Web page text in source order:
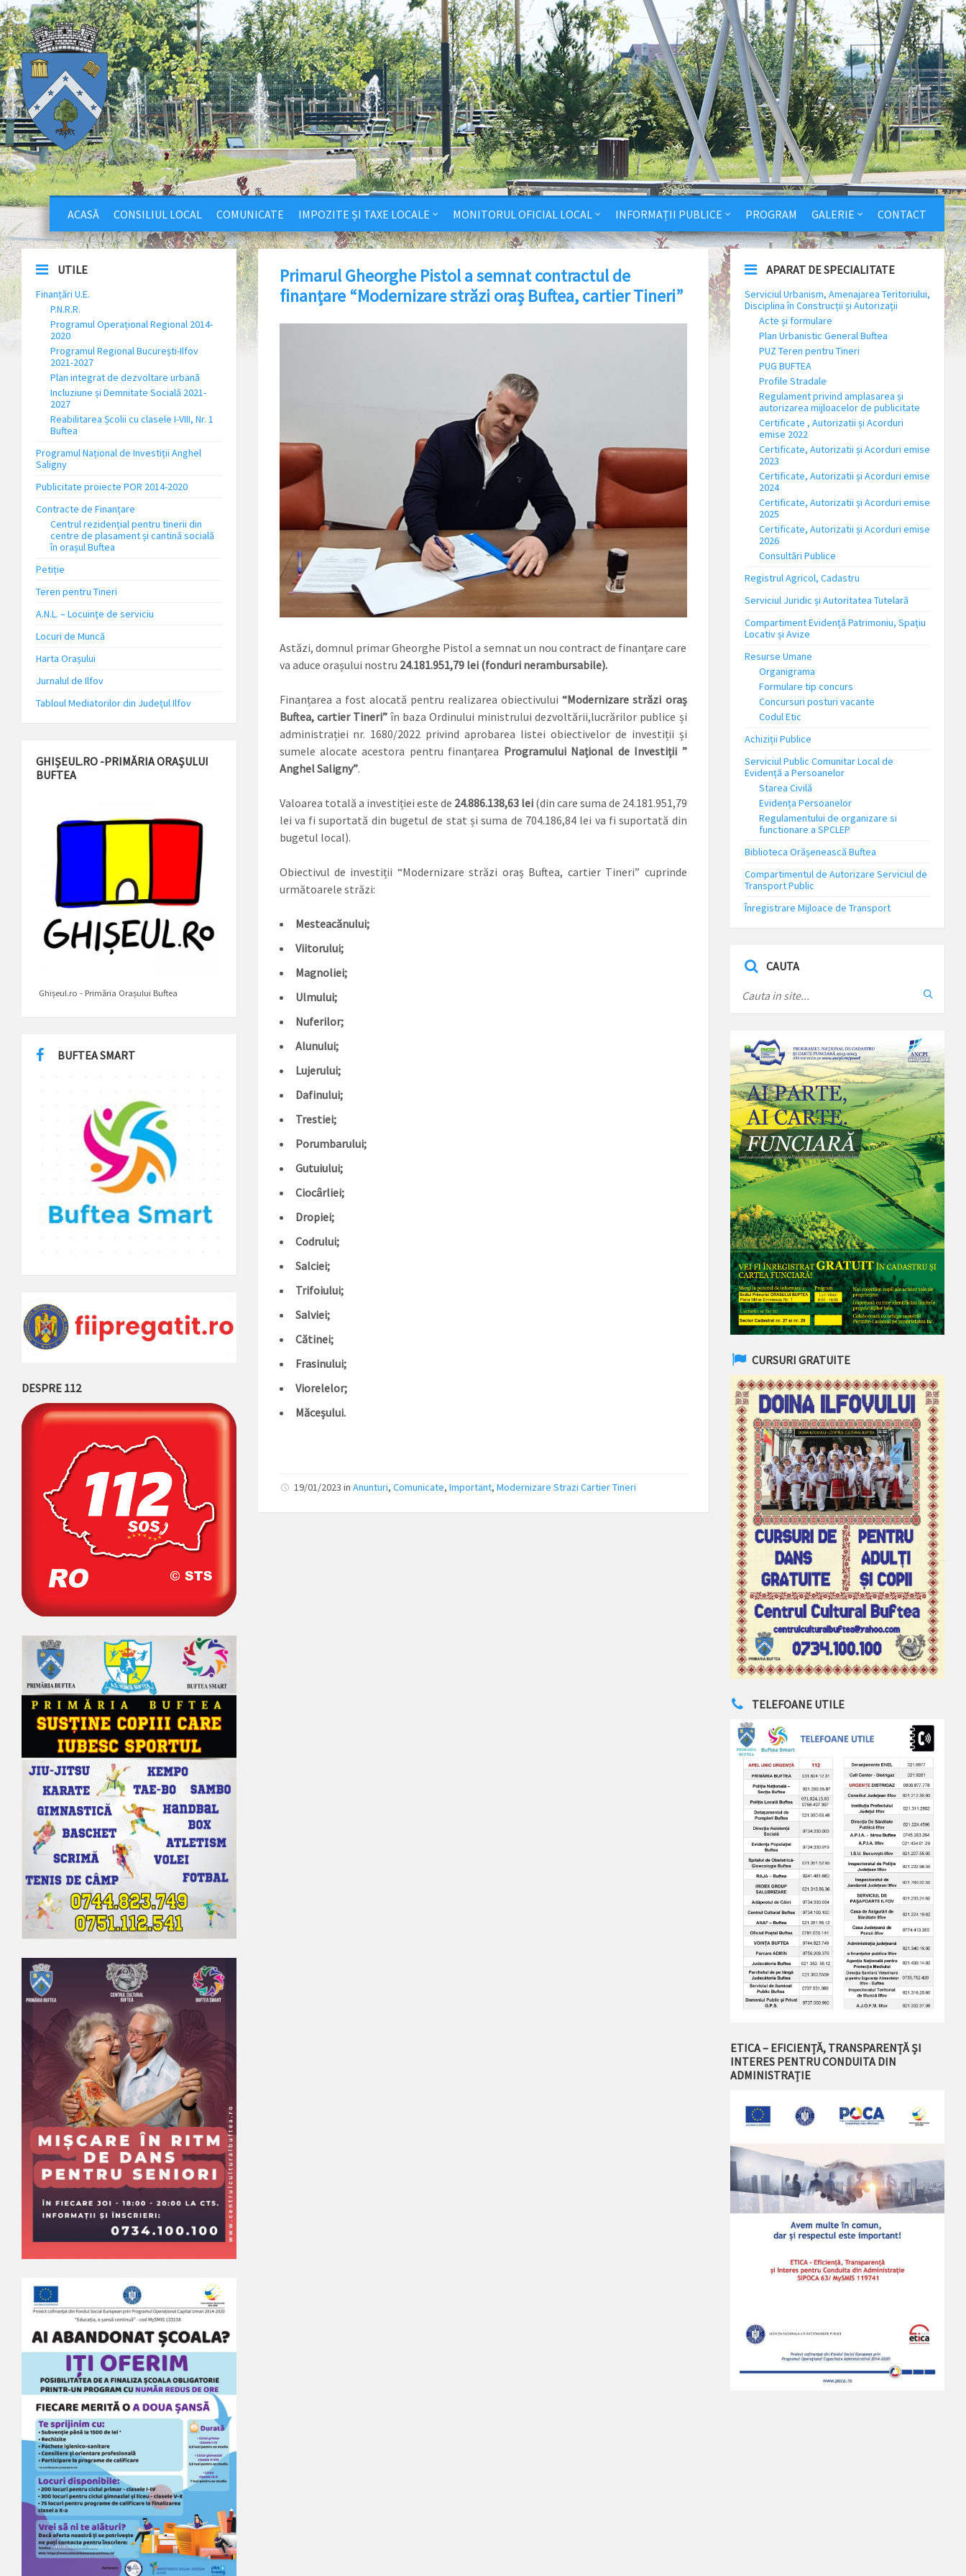
ACASĂ CONSILIUL LOCAL COMUNICATE IMPOZITE ȘI TAXE LOCALE MONITORUL OFICIAL LOCAL INFORMAȚII PUBLICE PROGRAM GALERIE CONTACT
Primarul Gheorghe Pistol a semnat contractul de
finanțare “Modernizare străzi oraș Buftea, cartier Tineri”
Astăzi, domnul primar Gheorghe Pistol a semnat un nou contract de finanțare care
va aduce orașului nostru 24.181.951,79 lei (fonduri nerambursabile).
Finanțarea a fost alocată pentru realizarea obiectivului“Modernizare străzi oraș
Buftea, cartier Tineri”în baza Ordinului ministrului dezvoltării,lucrărilor publice și
administrației nr. 1680/2022 privind aprobarea listei obiectivelor de investiții și
sumele alocate acestora pentru finanțarea Programului Național de Investiții ”
Anghel Saligny”.
Valoarea totală a investiției este de 24.886.138,63 lei(din care suma de 24.181.951,79
lei va fi suportată din bugetul de stat și suma de 704.186,84 lei va fi suportată din
bugetul local).
Obiectivul de investiții “Modernizare străzi oraș Buftea, cartier Tineri” cuprinde
următoarele străzi:
Mesteacănului;
Viitorului;
Magnoliei;
Ulmului;
Nuferilor;
Alunului;
Lujerului;
Dafinului;
Trestiei;
Porumbarului;
Gutuiului;
Ciocârliei;
Dropiei;
Codrului;
Salciei;
Trifoiului;
Salviei;
Cătinei;
Frasinului;
Viorelelor;
Măceșului.
19/01/2023 in Anunturi, Comunicate, Important, Modernizare Strazi Cartier Tineri
UTILE
Finanțări U.E.
P.N.R.R.
Programul Operațional Regional 2014-
2020
Programul Regional București-Ilfov
2021-2027
Plan integrat de dezvoltare urbană
Incluziune și Demnitate Socială 2021-
2027
Reabilitarea Școlii cu clasele I-VIII, Nr. 1
Buftea
Programul Național de Investiții Anghel
Saligny
Publicitate proiecte POR 2014-2020
Contracte de Finanțare
Centrul rezidențial pentru tinerii din
centre de plasament și cantină socială
în orașul Buftea
Petiție
Teren pentru Tineri
A.N.L. – Locuinţe de serviciu
Locuri de Muncă
Harta Orașului
Jurnalul de Ilfov
Tabloul Mediatorilor din Județul Ilfov
GHIȘEUL.RO -PRIMĂRIA ORAȘULUI
BUFTEA
Ghișeul.ro - Primăria Orașului Buftea
BUFTEA SMART
DESPRE 112
APARAT DE SPECIALITATE
Serviciul Urbanism, Amenajarea Teritoriului,
Disciplina în Construcții și Autorizații
Acte și formulare
Plan Urbanistic General Buftea
PUZ Teren pentru Tineri
PUG BUFTEA
Profile Stradale
Regulament privind amplasarea și
autorizarea mijloacelor de publicitate
Certificate , Autorizatii și Acorduri
emise 2022
Certificate, Autorizatii și Acorduri emise
2023
Certificate, Autorizatii și Acorduri emise
2024
Certificate, Autorizatii și Acorduri emise
2025
Certificate, Autorizatii și Acorduri emise
2026
Consultări Publice
Registrul Agricol, Cadastru
Serviciul Juridic și Autoritatea Tutelară
Compartiment Evidență Patrimoniu, Spațiu
Locativ și Avize
Resurse Umane
Organigrama
Formulare tip concurs
Concursuri posturi vacante
Codul Etic
Achiziții Publice
Serviciul Public Comunitar Local de
Evidență a Persoanelor
Starea Civilă
Evidența Persoanelor
Regulamentului de organizare si
functionare a SPCLEP
Biblioteca Orășenească Buftea
Compartimentul de Autorizare Serviciul de
Transport Public
Înregistrare Mijloace de Transport
CAUTA
CURSURI GRATUITE
TELEFOANE UTILE
ETICA – EFICIENȚĂ, TRANSPARENȚĂ ȘI
INTERES PENTRU CONDUITA DIN
ADMINISTRAȚIE